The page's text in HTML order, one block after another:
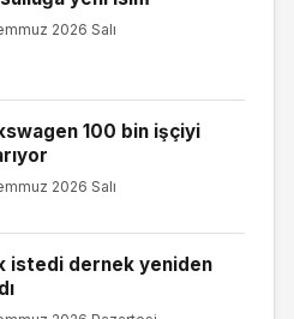
2026 Salı
100 bin işçiyi
2026 Salı
istedi dernek yeniden